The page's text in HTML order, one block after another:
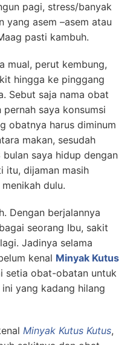
pagi, stress/banyak
yang asem –asem atau
pasti kambuh.
mual, perut kembung,
hingga ke pinggang
Sebut saja nama obat
saya konsumsi
obatnya harus diminum
makan, sesudah
saya hidup dengan
itu, dijaman masih
dulu.
Dengan berjalannya
seorang Ibu, sakit
Jadinya selama
kenal Minyak Kutus
setia obat-obatan untuk
yang kadang hilang
Minyak Kutus Kutus,